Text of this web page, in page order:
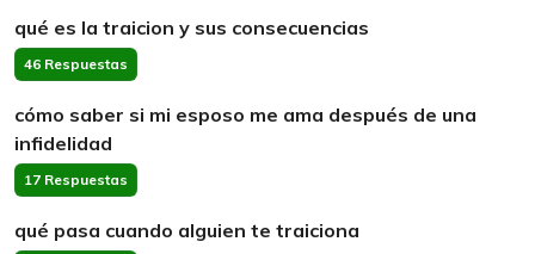
qué es la traicion y sus consecuencias
46 Respuestas
cómo saber si mi esposo me ama después de una
infidelidad
17 Respuestas
qué pasa cuando alguien te traiciona